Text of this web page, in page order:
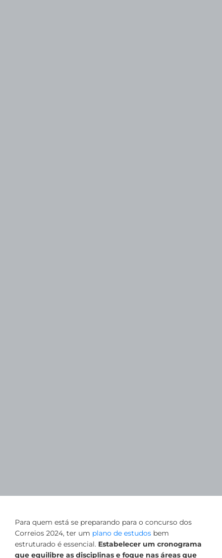
Para quem está se preparando para o concurso dos
Correios 2024, ter um plano de estudos bem
estruturado é essencial. Estabelecer um cronograma
que equilibre as disciplinas e foque nas áreas que